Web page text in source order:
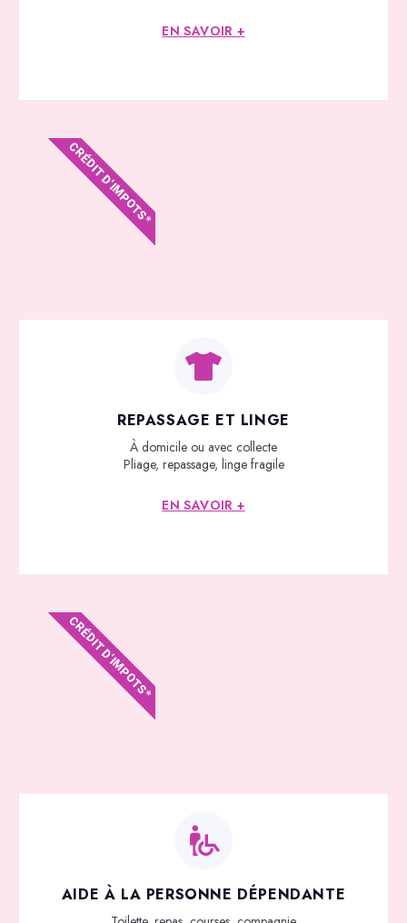
EN SAVOIR +
REPASSAGE ET LINGE
À domicile ou avec collecte
Pliage, repassage, linge fragile
EN SAVOIR +
CRÉDIT D'IMPOTS*
AIDE À LA PERSONNE DÉPENDANTE
CRÉDIT D'IMPOTS*